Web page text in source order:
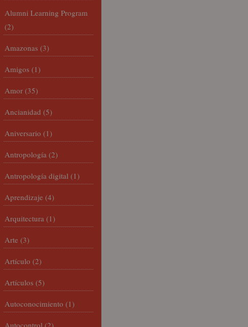
Alumni Learning Program
(2)
Amazonas (3)
Amigos (1)
Amor (35)
Ancianidad (5)
Aniversario (1)
Antropología (2)
Antropología digital (1)
Aprendizaje (4)
Arquitectura (1)
Arte (3)
Artículo (2)
Artículos (5)
Autoconocimiento (1)
Autocontrol (2)